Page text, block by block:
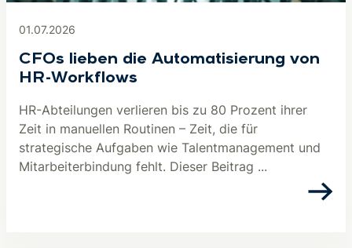
01.07.2026
CFOs lieben die Automatisierung von
HR-Workflows
HR-Abteilungen verlieren bis zu 80 Prozent ihrer
Zeit in manuellen Routinen – Zeit, die für
strategische Aufgaben wie Talentmanagement und
Mitarbeiterbindung fehlt. Dieser Beitrag ...